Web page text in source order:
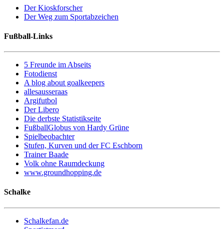
Der Kioskforscher
Der Weg zum Sportabzeichen
Fußball-Links
5 Freunde im Abseits
Fotodienst
A blog about goalkeepers
allesausseraas
Argifutbol
Der Libero
Die derbste Statistikseite
FußballGlobus von Hardy Grüne
Spielbeobachter
Stufen, Kurven und der FC Eschborn
Trainer Baade
Volk ohne Raumdeckung
www.groundhopping.de
Schalke
Schalkefan.de